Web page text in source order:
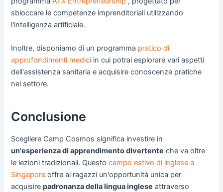
sbloccare le competenze imprenditoriali utilizzando
l'intelligenza artificiale.
Inoltre, disponiamo di un programma pratico di
approfondimenti medici in cui potrai esplorare vari aspetti
dell'assistenza sanitaria e acquisire conoscenze pratiche
nel settore.
Conclusione
Scegliere Camp Cosmos significa investire in
un'esperienza di apprendimento divertente che va oltre
le lezioni tradizionali. Questocampo estivo di inglese a
Singapore offre ai ragazzi un'opportunità unica per
acquisirepadronanza della lingua inglese attraverso